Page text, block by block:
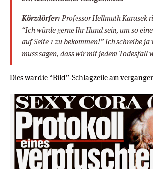
Körzdörfer: Professor Hellmuth Karasek
“Ich würde gerne Ihr Hund sein, um so
auf Seite 1 zu bekommen!” Ich schreibe
muss sagen, dass wir mit jedem Todesfall
Dies war die “Bild”-Schlagzeile am